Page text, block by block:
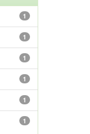
1
1
1
1
1
1